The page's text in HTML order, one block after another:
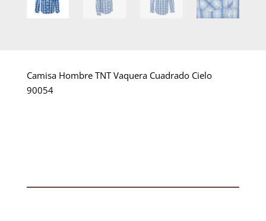
Camisa Hombre TNT Vaquera Cuadrado Cielo
90054